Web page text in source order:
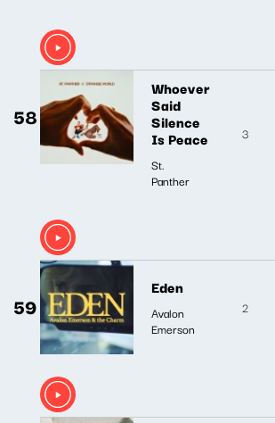
58
Whoever
Said
Silence
Is Peace
St.
Panther
3
59
Eden
Avalon
Emerson
2